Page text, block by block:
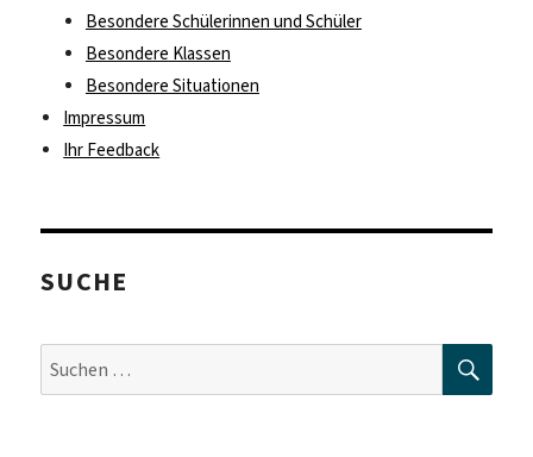
Besondere Schülerinnen und Schüler
Besondere Klassen
Besondere Situationen
Impressum
Ihr Feedback
SUCHE
Suche
nach: